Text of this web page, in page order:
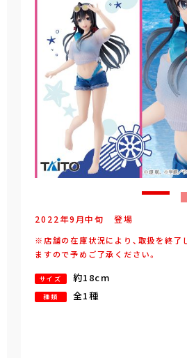
2022年9 月中旬 登場
※店舗の在庫状況により、取扱を終了
ますので予めご了承ください。
サイズ 約18cm
種類 全1種